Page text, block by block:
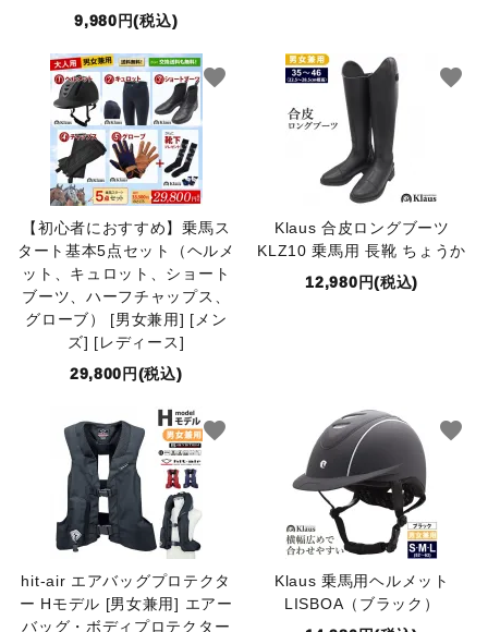
9,980円(税込)
【初心者におすすめ】乗馬ス
タート基本5点セット（ヘルメ
ット、キュロット、ショート
ブーツ、ハーフチャップス、
グローブ） [男女兼用] [メン
ズ] [レディース]
29,800円(税込)
favorite
Klaus 合皮ロングブーツ
KLZ10 乗馬用 長靴 ちょうか
12,980円(税込)
favorite
hit-air エアバッグプロテクタ
ー Hモデル [男女兼用] エアー
バッグ・ボディプロテクター
favorite
Klaus 乗馬用ヘルメット
LISBOA（ブラック）
favorite